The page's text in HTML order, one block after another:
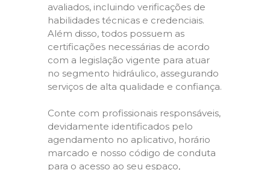
avaliados, incluindo verificações de
habilidades técnicas e credenciais.
Além disso, todos possuem as
certificações necessárias de acordo
com a legislação vigente para atuar
no segmento hidráulico, assegurando
serviços de alta qualidade e confiança.
Conte com profissionais responsáveis,
devidamente identificados pelo
agendamento no aplicativo, horário
marcado e nosso código de conduta
para o acesso ao seu espaço,